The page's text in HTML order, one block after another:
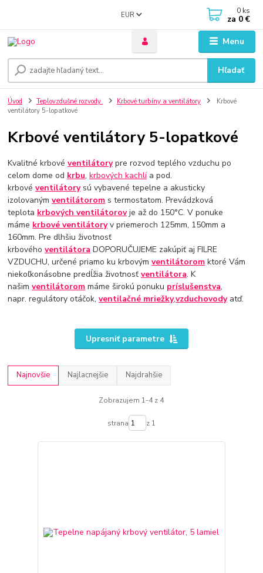
Menu
EUR
Hľadať
0 ks
za 0 €
Úvod Teplovzdušné rozvody Krbové turbíny a ventilátory
Krbové
ventilátory 5-lopatkové
Krbové ventilátory 5-lopatkové
Kvalitné krbovéventilátorypre rozvod teplého vzduchu po
celom dome od krbu,krbových kachlía pod.
krbovéventilátorysú vybavené tepelne a akusticky
izolovanýmventilátorom s termostatom. Prevádzková
teplota krbových ventilátorovje až do 150°C. V ponuke
máme krbové ventilátoryv priemeroch 125mm, 150mm a
160mm. Pre dlhšiu životnosť
krbovéhoventilátora DOPORUČUJEME zakúpiť aj FILRE
VZDUCHU, určené priamo ku krbovýmventilátorom ktoré Vám
niekoľkonásobne predĺžia životnosťventilátora. K
našimventilátorom máme širokú ponuku príslušenstva,
napr. regulátory otáčok,ventilačné mriežky,vzduchovodyatď.
Upresniť parametre
Najnovšie Najlacnejšie Najdrahšie
Zobrazujem 1-4 z 4
strana z 1